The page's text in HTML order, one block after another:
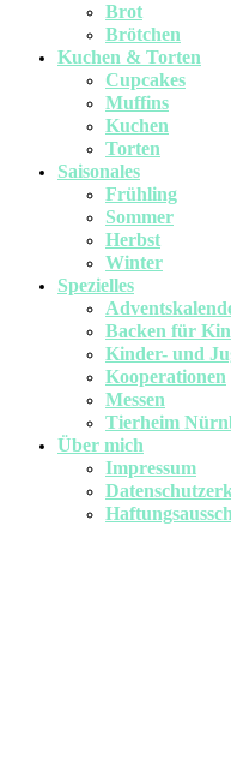
Brot
Brötchen
Kuchen & Torten
Cupcakes
Muffins
Kuchen
Torten
Saisonales
Frühling
Sommer
Herbst
Winter
Spezielles
Backen für
Kinder- und
Kooperationen
Messen
Tierheim
Über mich
Impressum